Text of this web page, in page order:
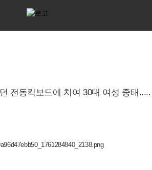
전동킥보드에 치여 30대 여성 중태.....